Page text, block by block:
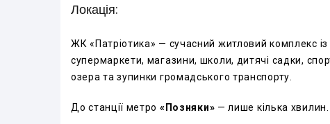
Локація:
ЖК «Патріотика» — сучасний житловий комплекс
супермаркети, магазини, школи, дитячі садки,
озера та зупинки громадського транспорту.
До станції метро «Позняки» — лише кілька хвилин.